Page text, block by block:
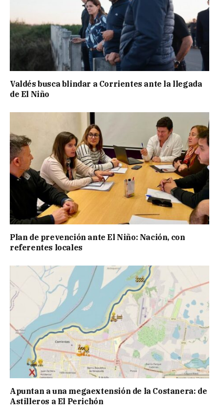
Valdés busca blindar a Corrientes ante la llegada
de El Niño
Plan de prevención ante El Niño: Nación, con
referentes locales
Apuntan a una megaextensión de la Costanera: de
Astilleros a El Perichón